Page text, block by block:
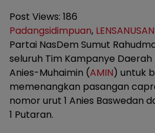
Post Views: 186
Padangsidimpuan,
Partai NasDem Sumut
seluruh Tim Kampanye
Anies-Muhaimin (AMIN) untuk
memenangkan pasangan
nomor urut 1 Anies Baswedan
1 Putaran.